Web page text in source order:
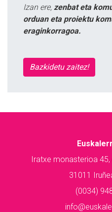
Izan ere, zenbat eta
orduan eta proiektu
eraginkorragoa.
Bazkidetu zaitez!
Iratxe monasterioa
31011
(0034)